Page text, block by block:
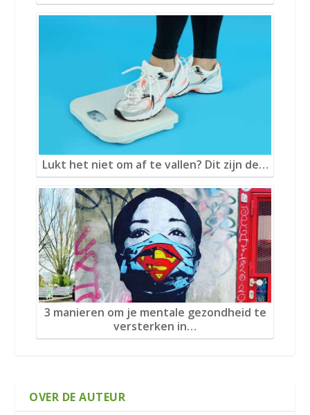
Lukt het niet om af te vallen? Dit zijn de…
3 manieren om je mentale gezondheid te
versterken in…
OVER DE AUTEUR